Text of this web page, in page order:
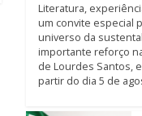
Literatura,
um convite especial
universo da
importante reforço
de Lourdes Santos,
partir do dia 5 de